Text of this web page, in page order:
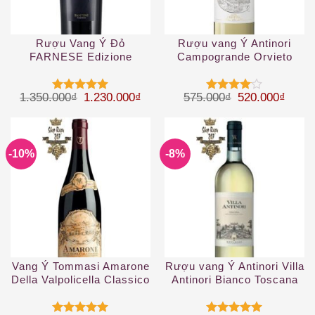
Rượu Vang Ý Đỏ
FARNESE Edizione
Được xếp
sao
1.350.000₫ Giá gốc là: 1.350.000₫.
1.230.000₫ Giá hiện tại là: 1.230.000₫.
Rượu vang Ý Antinori
Campogrande Orvieto
Được
45 sao
575.000₫ Giá gốc là:
520.000₫
-10%
Vang Ý Tommasi Amarone
Della Valpolicella Classico
-8%
Rượu vang Ý Antinori Villa
Antinori Bianco Toscana